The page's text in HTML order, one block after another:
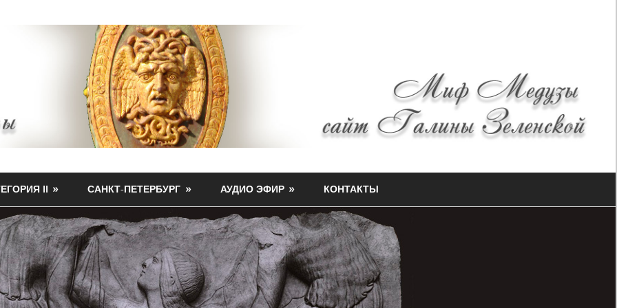
II САНКТ-ПЕТЕРБУРГ АУДИО ЭФИР КОНТАКТЫ